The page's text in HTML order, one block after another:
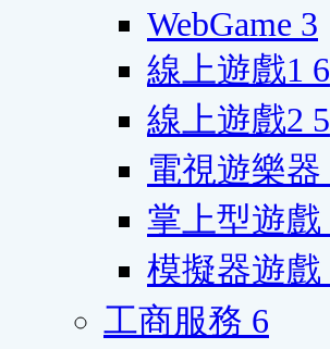
WebGame 3
線上遊戲1 6
線上遊戲2 5
電視遊樂器
掌上型遊戲
模擬器遊戲
工商服務 6